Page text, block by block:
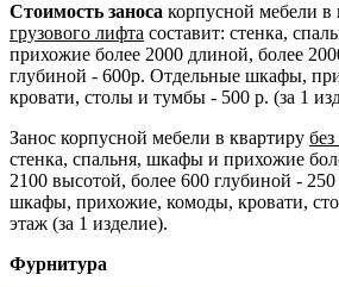
Стоимость заноса корпусной мебели в
грузового лифта составит: стенка,
прихожие более 2000 длиной, более
глубиной - 600р. Отдельные шкафы,
кровати, столы и тумбы - 500 р. (за 1
Занос корпусной мебели в квартиру
стенка, спальня, шкафы и прихожие
2100 высотой, более 600 глубиной -
шкафы, прихожие, комоды, кровати,
этаж (за 1 изделие).
Фурнитура